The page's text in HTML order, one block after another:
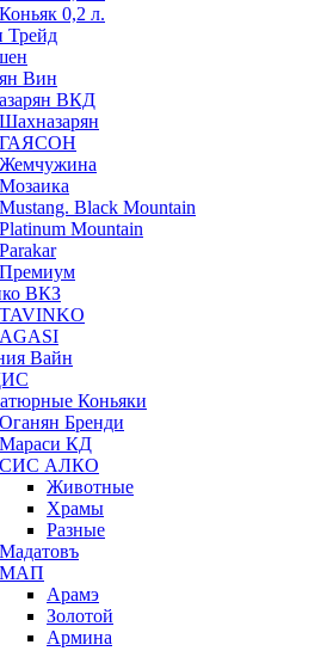
Коньяк 0,2 л.
Трейд
Вин
ВКД
Шахназарян
ГАЯСОН
Жемчужина
Мозаика
Mustang. Black Mountain
Platinum Mountain
Parakar
Премиум
ВКЗ
TAVINKO
AGASI
Вайн
Коньяки
Оганян Бренди
Мараси КД
СИС АЛКО
Животные
Храмы
Разные
Мадатовъ
МАП
Арамэ
Золотой
Армина